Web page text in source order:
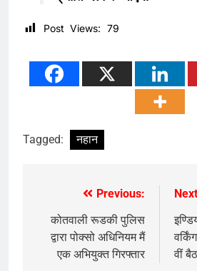
Post Views: 79
Tagged: नहान
navigation
Previous:
कोतवाली रूडकी पुलिस
द्वारा पोक्सो अधिनियम मैं
एक अभियुक्त गिरफ्तार
वीं